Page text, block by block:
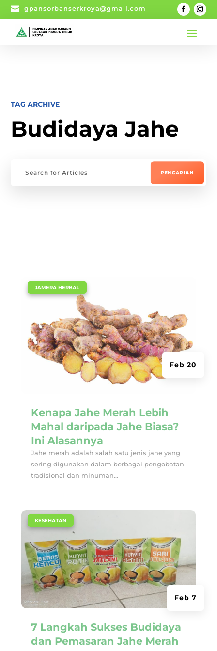
 gpansorbanserkroya@gmail.com
TAG ARCHIVE
Budidaya Jahe
Kenapa Jahe Merah Lebih
Mahal daripada Jahe Biasa?
Ini Alasannya
Feb 20
JAMERA HERBAL
Jahe merah adalah salah satu jenis jahe yang
sering digunakan dalam berbagai pengobatan
tradisional dan minuman...
7 Langkah Sukses Budidaya
dan Pemasaran Jahe Merah
Feb 7
KESEHATAN